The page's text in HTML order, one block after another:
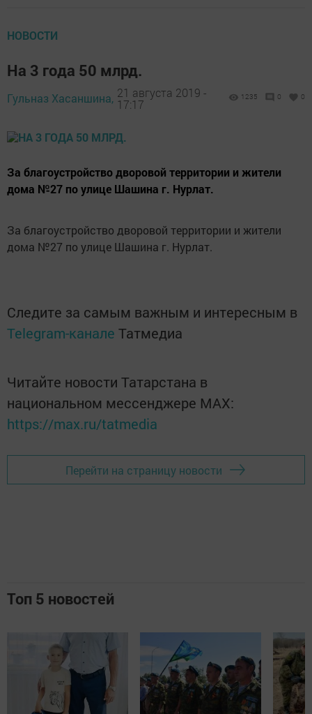
НОВОСТИ
На 3 года 50 млрд.
Гульназ Хасаншина, 21 августа 2019 -
17:17
1235 0 0
За благоустройство дворовой территории и жители
дома №27 по улице Шашина г. Нурлат.
За благоустройство дворовой территории и жители
дома №27 по улице Шашина г. Нурлат.
Следите за самым важным и интересным в
Telegram-канале Татмедиа
Читайте новости Татарстана в
национальном мессенджере MАХ:
https://max.ru/tatmedia
Перейти на страницу новости
Топ 5 новостей